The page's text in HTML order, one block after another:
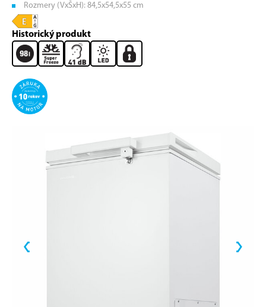
Rozmery (VxŠxH): 84,5x54,5x55 cm
Historický produkt